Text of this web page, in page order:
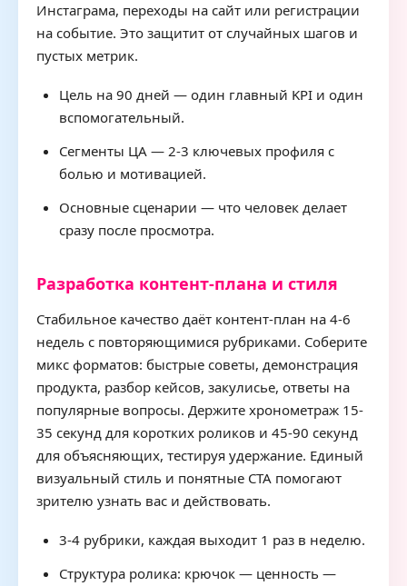
Инстаграма, переходы на сайт или регистрации
на событие. Это защитит от случайных шагов и
пустых метрик.
Цель на 90 дней — один главный KPI и один
вспомогательный.
Сегменты ЦА — 2-3 ключевых профиля с
болью и мотивацией.
Основные сценарии — что человек делает
сразу после просмотра.
Разработка контент-плана и стиля
Стабильное качество даёт контент-план на 4-6
недель с повторяющимися рубриками. Соберите
микс форматов: быстрые советы, демонстрация
продукта, разбор кейсов, закулисье, ответы на
популярные вопросы. Держите хронометраж 15-
35 секунд для коротких роликов и 45-90 секунд
для объясняющих, тестируя удержание. Единый
визуальный стиль и понятные CTA помогают
зрителю узнать вас и действовать.
3-4 рубрики, каждая выходит 1 раз в неделю.
Структура ролика: крючок — ценность —